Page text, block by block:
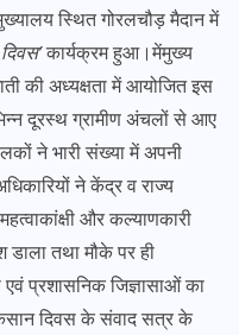
स्थित गोरलचौड़ मैदान में
कार्यक्रम हुआ।मेंमुख्य
की अध्यक्षता में आयोजित इस
दूरस्थ ग्रामीण अंचलों से आए
ने भारी संख्या में अपनी
ने केंद्र व राज्य
और कल्याणकारी
तथा मौके पर ही
प्रशासनिक जिज्ञासाओं का
दिवस के संवाद सत्र के